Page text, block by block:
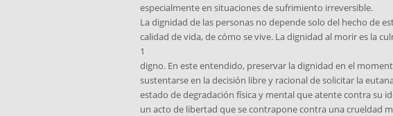
especialmente en situaciones de sufrimiento irreversible.
La dignidad de las personas no depende solo del hecho de
calidad de vida, de cómo se vive. La dignidad al morir es la
1
digno. En este entendido, preservar la dignidad en el
sustentarse en la decisión libre y racional de solicitar la
estado de degradación física y mental que atente contra su
un acto de libertad que se contrapone contra una crueldad